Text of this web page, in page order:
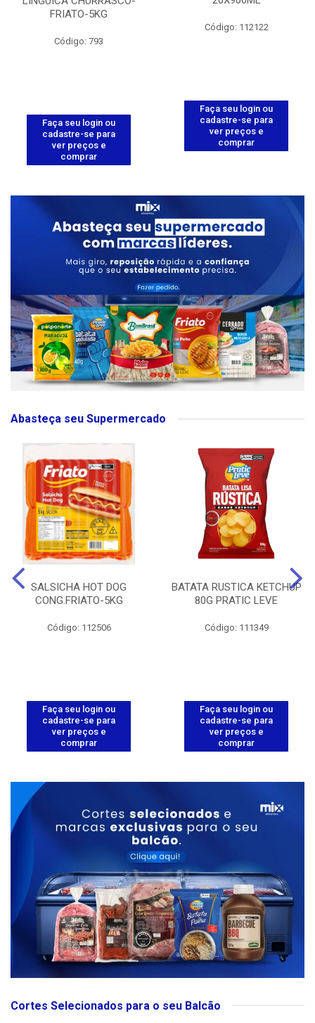
FRIATO-5KG
Código: 793
Faça seu login ou
cadastre-se para
ver preços e
comprar
Código: 112122
Faça seu login ou
cadastre-se para
ver preços e
comprar
Abasteça seu Supermercado
SALSICHA HOT DOG
CONG.FRIATO-5KG
Código: 112506
Faça seu login ou
cadastre-se para
ver preços e
comprar
BATATA RUSTICA KETCHUP
80G PRATIC LEVE
Código: 111349
Faça seu login ou
cadastre-se para
ver preços e
comprar
Cortes Selecionados para o seu Balcão